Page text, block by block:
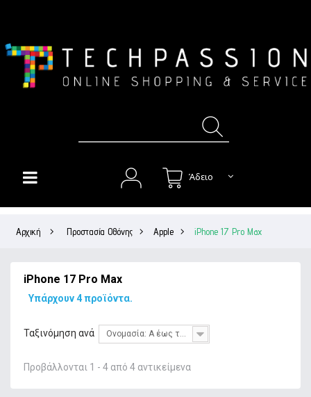
Άδειο
ΘΉΚΕΣ
ΜΝΉΜΗ
Αρχική > Προστασία Οθόνης > Apple > iPhone 17 Pro Max
iPhone 17 Pro Max
Υπάρχουν 4 προϊόντα.
Ταξινόμηση ανά Ονομασία: Α έως το Ω
Προβάλλονται 1 - 4 από 4 αντικείμενα